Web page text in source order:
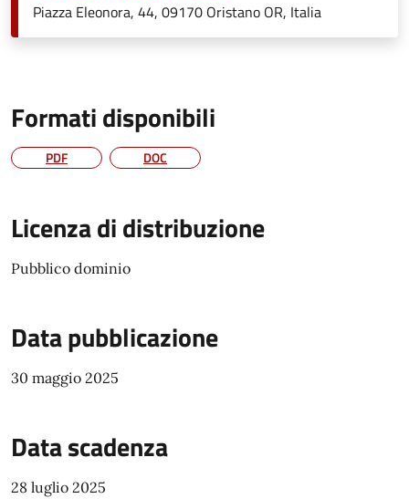
Piazza Eleonora, 44, 09170 Oristano OR, Italia
Formati disponibili
PDF DOC
Licenza di distribuzione
Pubblico dominio
Data pubblicazione
30 maggio 2025
Data scadenza
28 luglio 2025